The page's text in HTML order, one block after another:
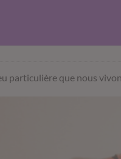
particulière que nous